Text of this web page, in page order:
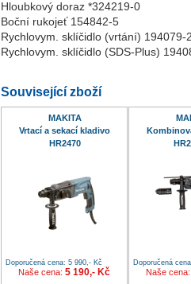
Hloubkový doraz *324219-0
Boční rukojeť 154842-5
Rychlovym. sklíčidlo (vrtání) 194079-
Rychlovym. sklíčidlo (SDS-Plus)
Související zboží
MAKITA
Vrtací a sekací kladivo
HR2470
Doporučená cena: 5 990,- Kč
Naše cena: 5 190,- Kč
Doporučená
Naše